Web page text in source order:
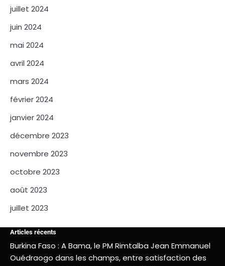
juillet 2024
juin 2024
mai 2024
avril 2024
mars 2024
février 2024
janvier 2024
décembre 2023
novembre 2023
octobre 2023
août 2023
juillet 2023
Articles récents
Burkina Faso : A Bama, le PM Rimtalba Jean Emmanuel
Ouédraogo dans les champs, entre satisfaction des